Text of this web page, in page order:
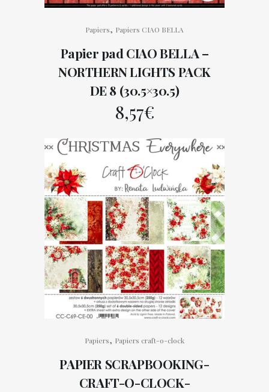
Papiers, Papiers CIAO BELLA
Papier pad CIAO BELLA –
NORTHERN LIGHTS PACK
DE 8 (30.5×30.5)
8,57€
Papiers, Papiers craft-o-clock
PAPIER SCRAPBOOKING-
CRAFT-O-CLOCK-